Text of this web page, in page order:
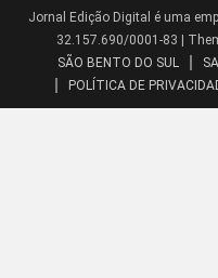
Jornal Edição Digital é uma
32.157.690/0001-83
SÃO BENTO DO SUL
POLÍTICA DE